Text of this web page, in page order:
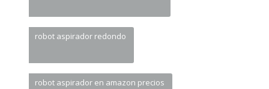
robot aspirador redondo
robot aspirador en amazon precios